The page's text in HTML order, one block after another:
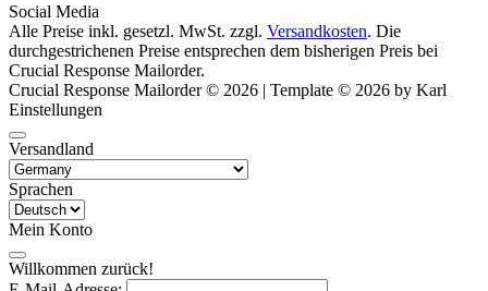
Social Media
Alle Preise inkl. gesetzl. MwSt. zzgl. Versandkosten. Die
durchgestrichenen Preise entsprechen dem bisherigen Preis bei
Crucial Response Mailorder.
Crucial Response Mailorder © 2026 | Template © 2026 by Karl
Einstellungen
Versandland
Sprachen
Mein Konto
Willkommen zurück!